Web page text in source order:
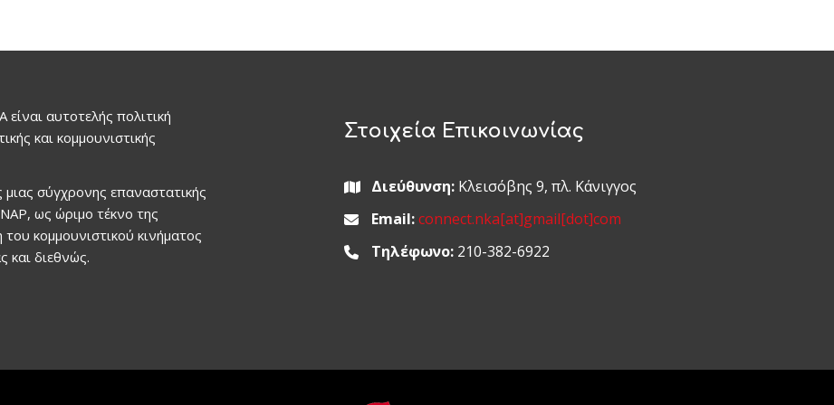
αυτοτελής πολιτική
και κομμουνιστικής
σύγχρονης επαναστατικής
ως ώριμο τέκνο της
του κομμουνιστικού κινήματος
και διεθνώς.
Στοιχεία Επικοινωνίας
Διεύθυνση: Κλεισόβης 9, πλ. Κάνιγγος
Email:connect.nka[at]gmail[dot]com
Τηλέφωνο: 210-382-6922